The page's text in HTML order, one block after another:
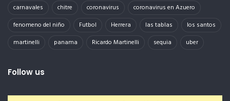
carnavales
chitre coronavirus
coronavirus en Azuero
fenomeno del niño
Futbol Herrera las tablas
los santos
martinelli
panama Ricardo Martinelli sequia uber
Follow us